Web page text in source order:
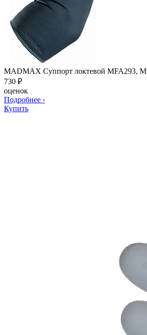
MADMAX Суппорт локтевой MFA293, M
730 ₽
оценок
Подробнее ›
Купить